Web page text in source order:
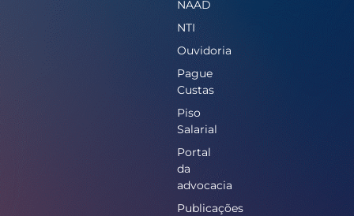
NAAD
NTI
Ouvidoria
Pague
Custas
Piso
Salarial
Portal
da
advocacia
Publicações